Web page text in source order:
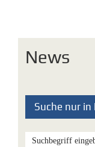
News
Suche nur in